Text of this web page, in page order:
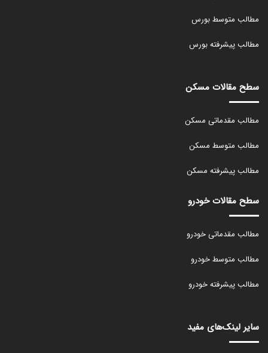
مطالب متوسط بورس
مطالب پیشرفته بورس
سطح مقالات مسکن
مطالب مقدماتی مسکن
مطالب متوسط مسکن
مطالب پیشرفته مسکن
سطح مقالات خودرو
مطالب مقدماتی خودرو
مطالب متوسط خودرو
مطالب پیشرفته خودرو
سایر لینک‌های مفید